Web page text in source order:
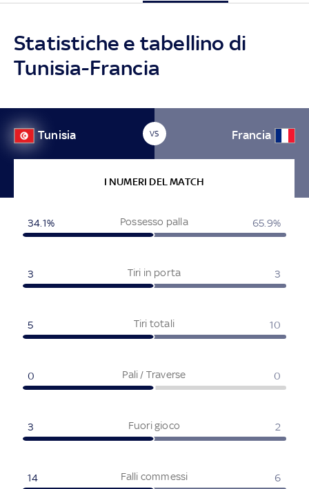
Statistiche e tabellino di
Tunisia-Francia
Tunisia VS Francia
I NUMERI DEL MATCH
Possesso palla
34.1% 65.9%
Tiri in porta
3 3
Tiri totali
5 10
Pali / Traverse
0 0
Fuori gioco
3 2
Falli commessi
14 6